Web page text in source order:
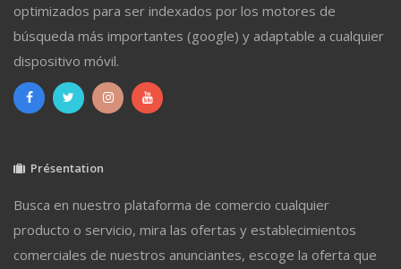
optimizados para ser indexados por los motores de
búsqueda más importantes (google) y adaptable a cualquier
dispositivo móvil.
Présentation
Busca en nuestro plataforma de comercio cualquier
producto o servicio, mira las ofertas y establecimientos
comerciales de nuestros anunciantes, escoge la oferta que